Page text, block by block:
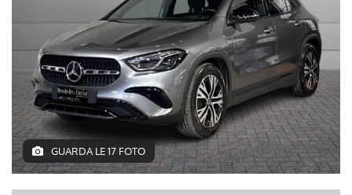
GUARDA LE 17 FOTO